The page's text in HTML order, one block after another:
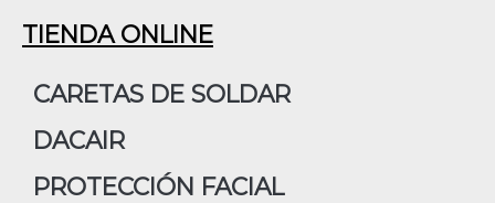
TIENDA ONLINE
CARETAS DE SOLDAR
DACAIR
PROTECCIÓN FACIAL